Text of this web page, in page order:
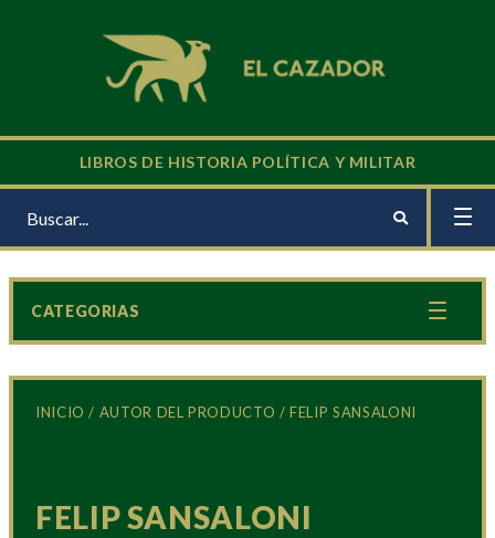
LIBROS DE HISTORIA POLÍTICA Y MILITAR
INICIO / AUTOR DEL PRODUCTO / FELIP SANSALONI
FELIP SANSALONI
CATEGORIAS